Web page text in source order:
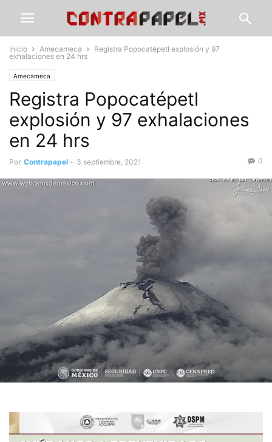
Inicio Amecameca
Registra Popocatépetl explosión y 97
exhalaciones en 24 hrs
Amecameca
Registra Popocatépetl
explosión y 97 exhalaciones
en 24 hrs
Por Contrapapel - 3 septiembre, 2021 0